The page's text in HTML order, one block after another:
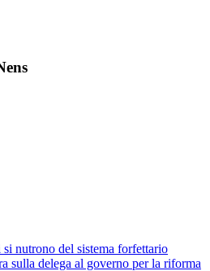
nutrono del sistema forfettario
sulla delega al governo per la riforma